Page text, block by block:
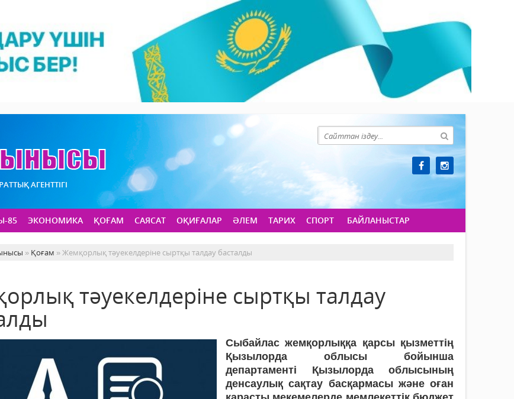
АГЕНТТІГІ
85 ЭКОНОМИКА ҚОҒАМ САЯСАТ ОҚИҒАЛАР ӘЛЕМ ТАРИХ СПОРТ БАЙЛАНЫСТАР
» Қоғам » Жемқорлық тәуекелдеріне сыртқы талдау басталды
тәуекелдеріне сыртқы талдау
Сыбайлас жемқорлыққа қарсы қызметтің
Қызылорда облысы бойынша
департаменті Қызылорда облысының
денсаулық сақтау басқармасы және оған